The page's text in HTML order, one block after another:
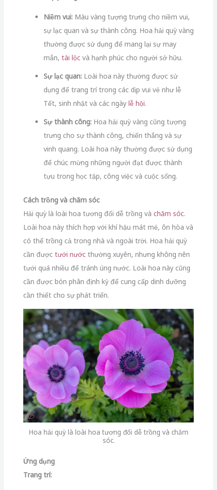
Niềm vui:Màu vàng tượng trưng cho niềm vui,
sự lạc quan và sự thành công. Hoa hải quỳ vàng
thường được sử dụng để mang lại sự may
mắn, tài lộcvà hạnh phúc cho người sở hữu.
Sự lạc quan:Loài hoa này thường được sử
dụng để trang trí trong các dịp vui vẻ như lễ
Tết, sinh nhật và các ngày lễ hội.
Sự thành công:Hoa hải quỳ vàng cũng tượng
trưng cho sự thành công, chiến thắng và sự
vinh quang. Loài hoa này thường được sử dụng
để chúc mừng những người đạt được thành
tựu trong học tập, công việc và cuộc sống.
Cách trồng và chăm sóc
Hải quỳ là loài hoa tương đối dễ trồng và chăm sóc.
Loài hoa này thích hợp với khí hậu mát mẻ, ôn hòa và
có thể trồng cả trong nhà và ngoài trời. Hoa hải quỳ
cần được tưới nướcthường xuyên, nhưng không nên
tưới quá nhiều để tránh úng nước. Loài hoa này cũng
cần được bón phân định kỳ để cung cấp dinh dưỡng
cần thiết cho sự phát triển.
Hoa hải quỳ là loài hoa tương đối dễ trồng và chăm
sóc.
Ứng dụng
Trang trí: